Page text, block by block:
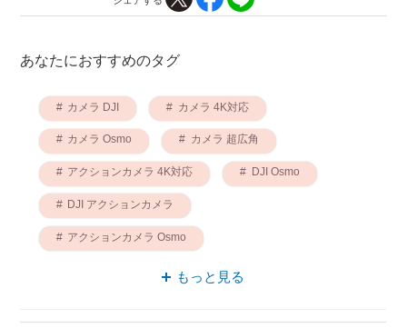
あなたにおすすめのタグ
カメラ DJI カメラ 4K対応
カメラ Osmo カメラ 超広角
アクションカメラ 4K対応 DJI Osmo
DJI アクションカメラ
アクションカメラ Osmo
もっと見る